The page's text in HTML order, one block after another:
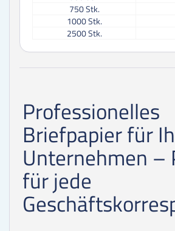
750Stk.
1000Stk.
2500Stk.
15000Stk.
50000Stk.
100000Stk.
Professionelles
Briefpapier für
Unternehmen –
für jede